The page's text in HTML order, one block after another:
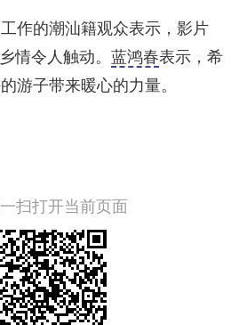
作的潮汕籍观众表示，影片
情令人触动。 蓝鸿春表示，希
游子带来暖心的力量。
扫打开当前页面